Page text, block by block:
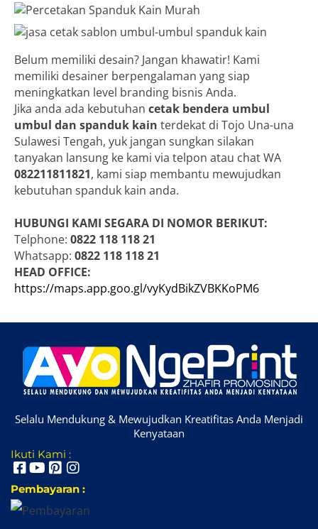
Belum memiliki desain? Jangan khawatir! Kami
memiliki desainer berpengalaman yang siap
meningkatkan level branding bisnis Anda.
Jika anda ada kebutuhan cetak bendera umbul
umbul dan spanduk kain terdekat di Tojo Una-una
Sulawesi Tengah, yuk jangan sungkan silakan
tanyakan lansung ke kami via telpon atau chat WA
082211811821, kami siap membantu mewujudkan
kebutuhan spanduk kain anda.
HUBUNGI KAMI SEGARA DI NOMOR BERIKUT:
Telphone: 0822 118 118 21
Whatsapp: 0822 118 118 21
HEAD OFFICE:
https://maps.app.goo.gl/vyKydBikZVBKKoPM6
Selalu Mendukung & Mewujudkan Kreatifitas Anda Menjadi
Kenyataan
Ikuti Kami :
Pembayaran :